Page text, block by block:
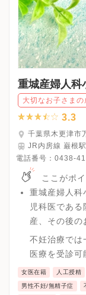
重城産婦人科
大切なお子さま
3.3
千葉県木更津市
JR内房線 巌根
電話番号： 0438-
ここがポ
重城産婦人科
児科医であ
産、その後の
全の体勢を築
ターケアまで
不妊治療では
医療を受診可
女医在籍 人工授精
男性不妊/無精子症